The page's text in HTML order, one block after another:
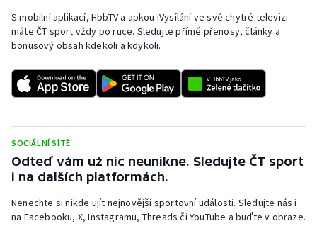
S mobilní aplikací, HbbTV a apkou iVysílání ve své chytré televizi
máte ČT sport vždy po ruce. Sledujte přímé přenosy, články a
bonusový obsah kdekoli a kdykoli.
SOCIÁLNÍ SÍTĚ
Odteď vám už nic neunikne. Sledujte ČT sport
i na dalších platformách.
Nenechte si nikde ujít nejnovější sportovní události. Sledujte nás i
na Facebooku, X, Instagramu, Threads či YouTube a buďte v obraze.